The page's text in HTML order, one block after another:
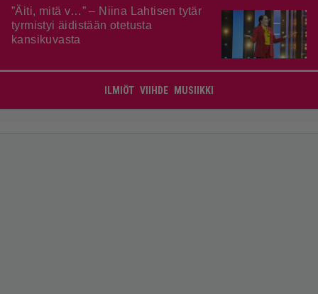
”Äiti, mitä v…” – Niina Lahtisen tytär
tyrmistyi äidistään otetusta
kansikuvasta
ILMIÖT VIIHDE MUSIIKKI